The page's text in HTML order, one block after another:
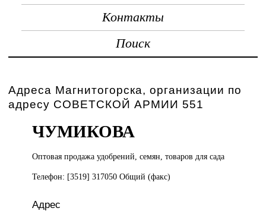
Контакты
Поиск
Адреса Магнитогорска, организации по
адресу СОВЕТСКОЙ АРМИИ 551
ЧУМИКОВА
Оптовая продажаудобрений, семян, товаров для сада
Телефон: [3519] 317050 Общий (факс)
Адрес